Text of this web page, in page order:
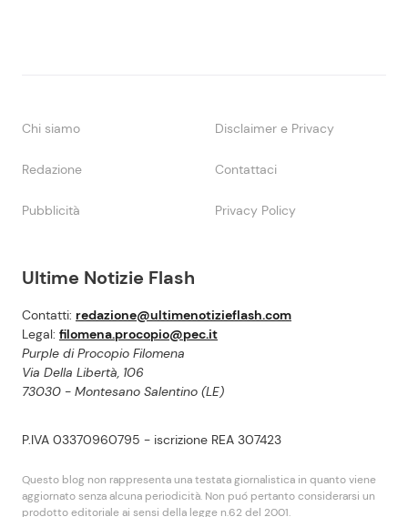
Ultime Notizie Flash
Contatti: redazione@ultimenotizieflash.com
Legal: filomena.procopio@pec.it
Purple di Procopio Filomena
Via Della Libertà, 106
73030 - Montesano Salentino (LE)
P.IVA 03370960795 - iscrizione REA 307423
Questo blog non rappresenta una testata giornalistica in quanto viene
aggiornato senza alcuna periodicità. Non puó pertanto considerarsi un
prodotto editoriale ai sensi della legge n.62 del 2001.
Chi siamo Disclaimer e Privacy
Redazione Contattaci
Pubblicità Privacy Policy